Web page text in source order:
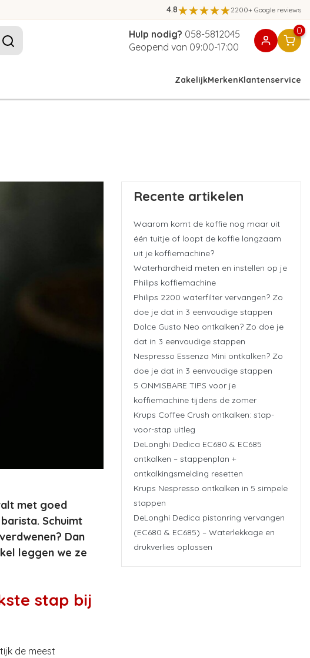
4.8 2200+ Google reviews
Hulp nodig? 058-5812045
Geopend van 09:00-17:00
0
ZakelijkMerkenKlantenservice
met goed
Schuimt
Dan
leggen we ze
stap bij
de meest
Recente artikelen
Waarom komt de koffie nog maar uit
één tuitje of loopt de koffie langzaam
uit je koffiemachine?
Waterhardheid meten en instellen op je
Philips koffiemachine
Philips 2200 waterfilter vervangen? Zo
doe je dat in 3 eenvoudige stappen
Dolce Gusto Neo ontkalken? Zo doe je
dat in 3 eenvoudige stappen
Nespresso Essenza Mini ontkalken? Zo
doe je dat in 3 eenvoudige stappen
5 ONMISBARE TIPS voor je
koffiemachine tijdens de zomer
Krups Coffee Crush ontkalken: stap-
voor-stap uitleg
DeLonghi Dedica EC680 & EC685
ontkalken – stappenplan +
ontkalkingsmelding resetten
Krups Nespresso ontkalken in 5 simpele
stappen
DeLonghi Dedica pistonring vervangen
(EC680 & EC685) – Waterlekkage en
drukverlies oplossen